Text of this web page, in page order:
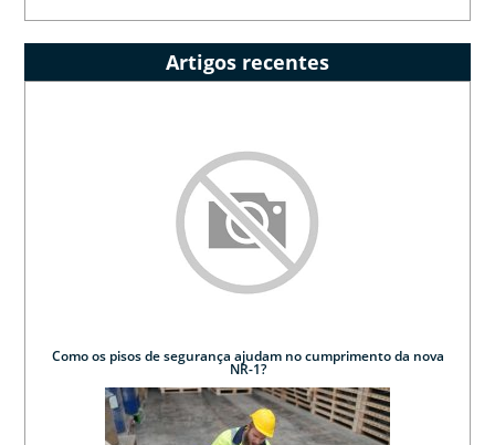
Artigos recentes
Como os pisos de segurança ajudam no cumprimento da nova
NR-1?